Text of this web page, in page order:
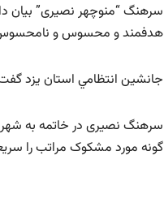
سرهنگ “منوچهر نصیری” بيان
هدفمند و محسوس و نامحسوس
جانشین انتظامي استان يزد گفت: در این خصوص ۹ دستگاه خودرو و ۱۹
سرهنگ نصیری در خاتمه به
گونه مورد مشکوک مراتب را سريعاً به